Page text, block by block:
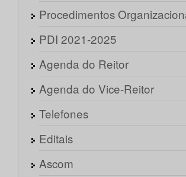
Procedimentos
PDI 2021-2025
Agenda do Reitor
Agenda do Vice-Reitor
Telefones
Editais
Ascom